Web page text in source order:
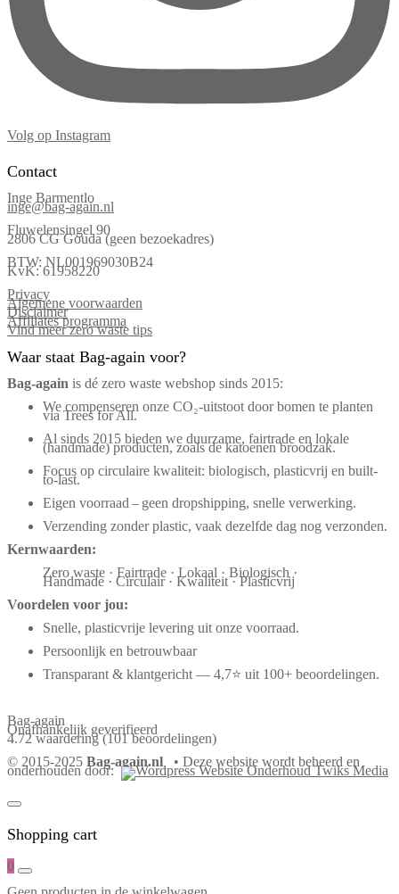
Volg op Instagram
Contact
Inge Barmentlo
inge@bag-again.nl
Fluwelensingel 90
2806 CG Gouda (geen bezoekadres)
BTW: NL001969030B24
KvK: 61958220
Privacy
Algemene voorwaarden
Disclaimer
Affiliates programma
Vind meer zero waste tips
Waar staat Bag-again voor?
Bag‑again is dé zero waste webshop sinds 2015:
We compenseren onze CO₂-uitstoot door bomen te planten
via Trees for All.
Al sinds 2015 bieden we duurzame, fairtrade en lokale
(handmade) producten, zoals de katoenen broodzak.
Focus op circulaire kwaliteit: biologisch, plasticvrij en built-
to-last.
Eigen voorraad – geen dropshipping, snelle verwerking.
Verzending zonder plastic, vaak dezelfde dag nog verzonden.
Kernwaarden:
Zero waste · Fairtrade · Lokaal · Biologisch ·
Handmade · Circulair · Kwaliteit · Plasticvrij
Voordelen voor jou:
Snelle, plasticvrije levering uit onze voorraad.
Persoonlijk en betrouwbaar
Transparant & klantgericht — 4,7⭐ uit 100+ beoordelingen.
Bag-again
Onafhankelijk geverifieerd
4.72 waardering (101 beoordelingen)
© 2015-2025 Bag-again.nl • Deze website wordt beheerd en
onderhouden door:
Shopping cart
0